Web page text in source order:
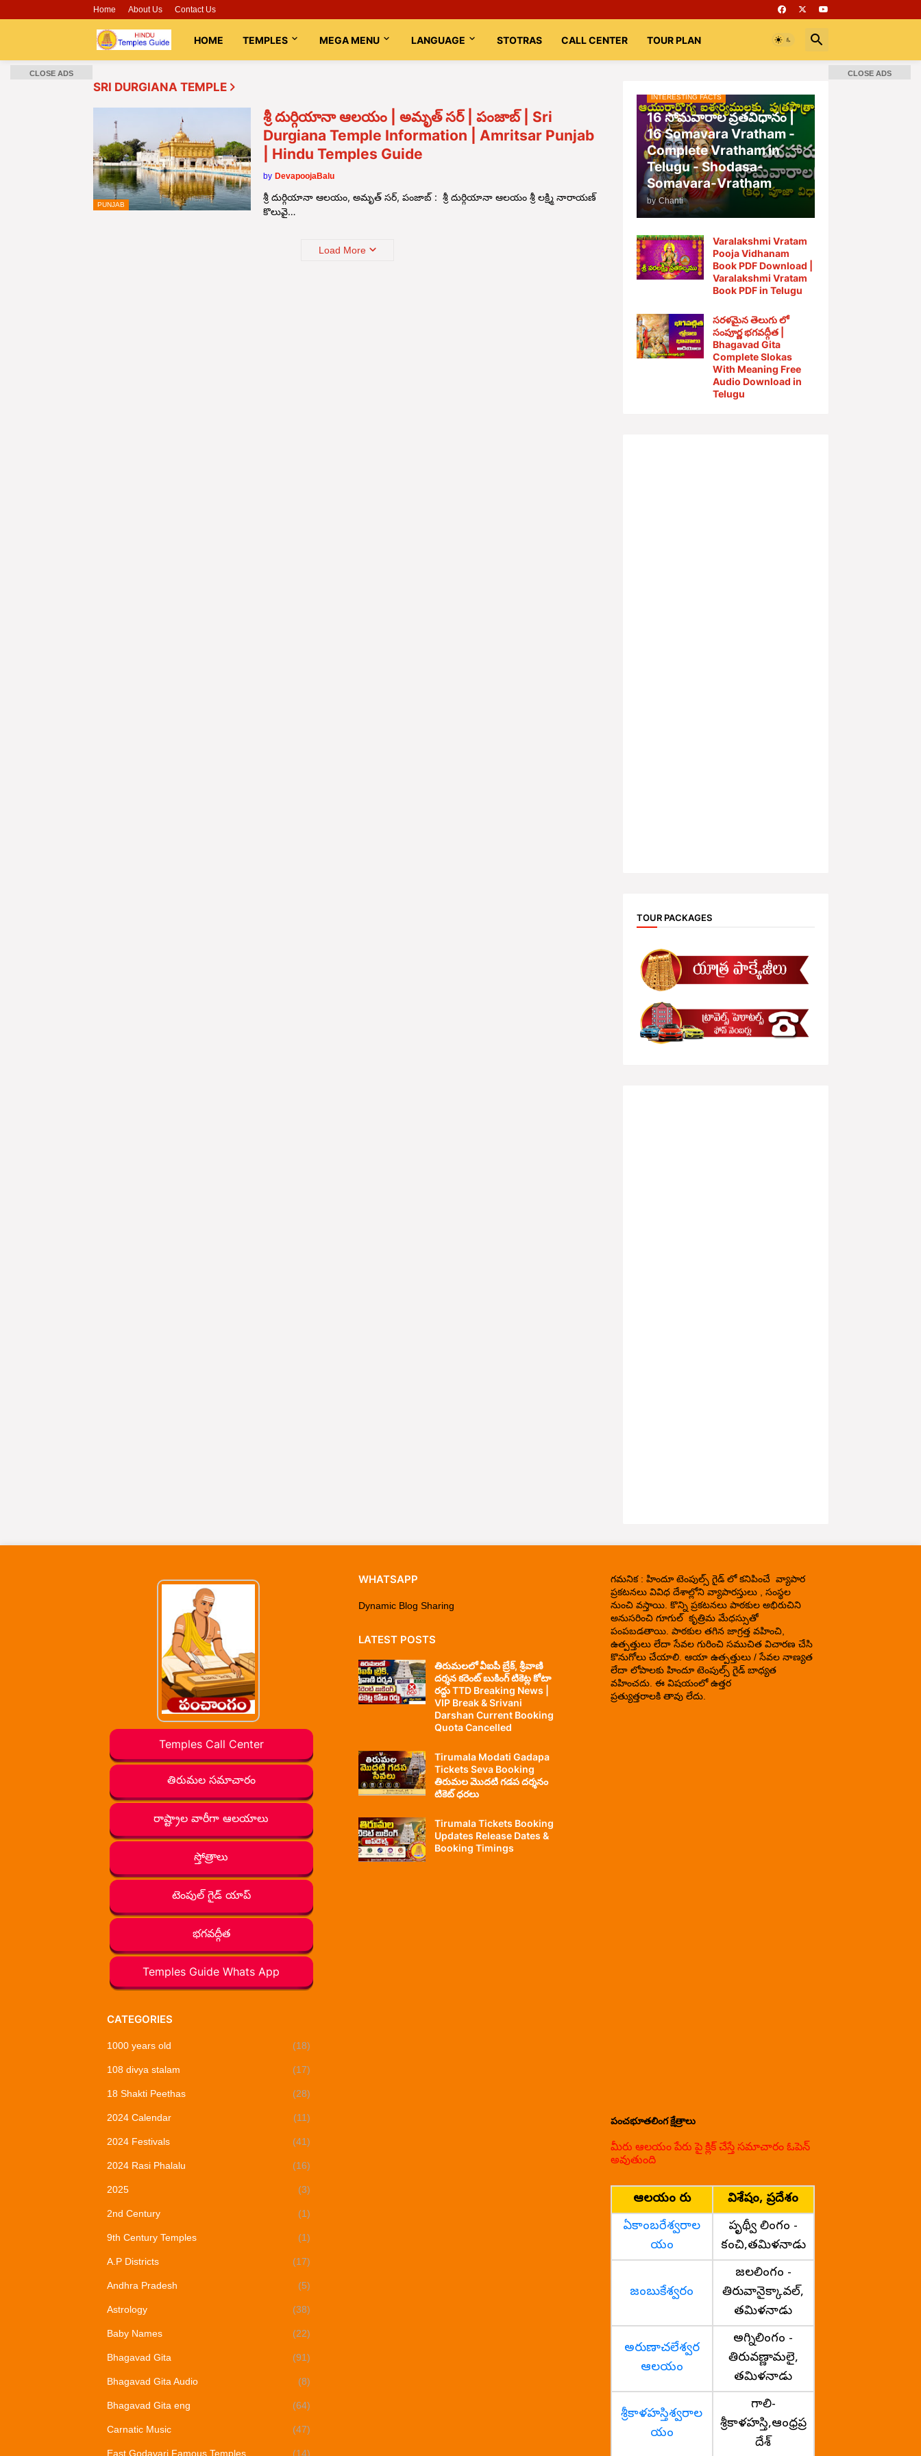
Home About Us Contact Us
HOME TEMPLES MEGA MENU LANGUAGE STOTRAS CALL CENTER TOUR PLAN
SRI DURGIANA TEMPLE
PUNJAB
శ్రీ దుర్గియానా ఆలయం | అమృత్ సర్ | పంజాబ్ | Sri
Durgiana Temple Information | Amritsar Punjab
| Hindu Temples Guide
by DevapoojaBalu
శ్రీ దుర్గియానా ఆలయం, అమృత్ సర్, పంజాబ్ : శ్రీ దుర్గియానా ఆలయం శ్రీ లక్ష్మి నారాయణ్
కొలువై…
Load More
INTERESTING FACTS
16 సోమవారాల వ్రతవిధానం |
16 Somavara Vratham -
Complete Vratham in
Telugu - Shodasa-
Somavara-Vratham
by Chanti
Varalakshmi Vratam
Pooja Vidhanam
Book PDF Download |
Varalakshmi Vratam
Book PDF in Telugu
సరళమైన తెలుగు లో
సంపూర్ణ భగవద్గీత |
Bhagavad Gita
Complete Slokas
With Meaning Free
Audio Download in
Telugu
TOUR PACKAGES
Temples Call Center
తిరుమల సమాచారం
రాష్ట్రాల వారీగా ఆలయాలు
స్తోత్రాలు
టెంపుల్ గైడ్ యాప్
భగవద్గీత
Temples Guide Whats App
CATEGORIES
1000 years old (18)
108 divya stalam (17)
18 Shakti Peethas (28)
2024 Calendar (11)
2024 Festivals (41)
2024 Rasi Phalalu (16)
2025 (3)
2nd Century (1)
9th Century Temples (1)
A.P Districts (17)
Andhra Pradesh (5)
Astrology (38)
Baby Names (22)
Bhagavad Gita (91)
Bhagavad Gita Audio (8)
Bhagavad Gita eng (64)
Carnatic Music (47)
East Godavari Famous Temples (14)
WHATSAPP
Dynamic Blog Sharing
LATEST POSTS
తిరుమలలో వీఐపీ బ్రేక్, శ్రీవాణి
దర్శన కరెంట్ బుకింగ్ టికెట్ల కోటా
రద్దు TTD Breaking News |
VIP Break & Srivani
Darshan Current Booking
Quota Cancelled
Tirumala Modati Gadapa
Tickets Seva Booking
తిరుమల మొదటి గడప దర్శనం
టికెట్ ధరలు
Tirumala Tickets Booking
Updates Release Dates &
Booking Timings
గమనిక : హిందూ టెంపుల్స్ గైడ్ లో కనిపించే వ్యాపార
ప్రకటనలు వివిధ దేశాల్లోని వ్యాపారస్తులు , సంస్థల
నుంచి వస్తాయి. కొన్ని ప్రకటనలు పాఠకుల అభిరుచిని
అనుసరించి గూగుల్ కృత్రిమ మేధస్సుతో
పంపబడతాయి. పాఠకుల తగిన జాగ్రత్త వహించి,
ఉత్పత్తులు లేదా సేవల గురించి సముచిత విచారణ చేసి
కొనుగోలు చేయాలి. ఆయా ఉత్పత్తులు / సేవల నాణ్యత
లేదా లోపాలకు హిందూ టెంపుల్స్ గైడ్ బాధ్యత
వహించదు. ఈ విషయంలో ఉత్తర
ప్రత్యుత్తరాలకి తావు లేదు.
పంచభూతలింగ క్షేత్రాలు
మీరు ఆలయం పేరు పై క్లిక్ చేస్తే సమాచారం ఓపెన్
అవుతుంది
ఆలయం పేరు
విశేషం, ప్రదేశం
ఏకాంబరేశ్వరాల
యం
పృథ్వీ లింగం -
కంచి,తమిళనాడు
జంబుకేశ్వరం
జలలింగం -
తిరువానైక్కావల్,
తమిళనాడు
అరుణాచలేశ్వర
ఆలయం
అగ్నిలింగం -
తిరువణ్ణామలై,
తమిళనాడు
శ్రీకాళహస్తిశ్వరాల
యం
గాలి-
శ్రీకాళహస్తి,ఆంధ్రప్ర
దేశ్
CLOSE ADS CLOSE ADS